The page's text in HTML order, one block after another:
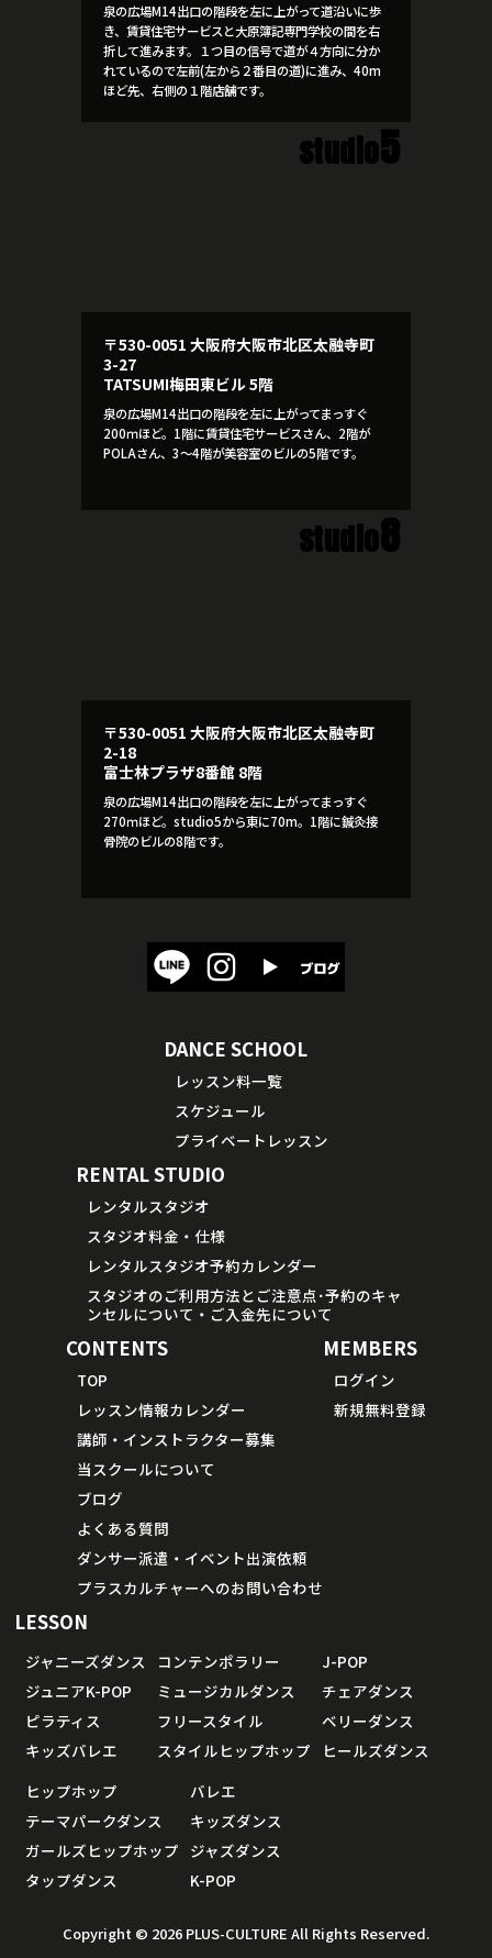
泉の広場M14出口の階段を左に上がって道沿いに歩
き、賃貸住宅サービスと大原簿記専門学校の間を右
折して進みます。１つ目の信号で道が４方向に分か
れているので左前(左から２番目の道)に進み、40m
ほど先、右側の１階店舗です。
studio5
〒530-0051 大阪府大阪市北区太融寺町
3-27
TATSUMI梅田東ビル 5階
泉の広場M14出口の階段を左に上がってまっすぐ
200ｍほど。1階に賃貸住宅サービスさん、2階が
POLAさん、3～4階が美容室のビルの5階です。
studio8
〒530-0051 大阪府大阪市北区太融寺町
2-18
富士林プラザ8番館 8階
泉の広場M14出口の階段を左に上がってまっすぐ
270ｍほど。studio5から東に70m。1階に鍼灸接
骨院のビルの8階です。
DANCE SCHOOL
レッスン料一覧
スケジュール
プライベートレッスン
RENTAL STUDIO
レンタルスタジオ
スタジオ料金・仕様
レンタルスタジオ予約カレンダー
スタジオのご利用方法とご注意点･予約のキャ
ンセルについて・ご入金先について
CONTENTS
TOP
レッスン情報カレンダー
講師・インストラクター募集
当スクールについて
ブログ
よくある質問
ダンサー派遣・イベント出演依頼
プラスカルチャーへのお問い合わせ
MEMBERS
ログイン
新規無料登録
LESSON
ジャニーズダンス
ジュニアK-POP
ピラティス
キッズバレエ
コンテンポラリー
ミュージカルダンス
フリースタイル
スタイルヒップホップ
J-POP
チェアダンス
ベリーダンス
ヒールズダンス
ヒップホップ
テーマパークダンス
ガールズヒップホップ
タップダンス
バレエ
キッズダンス
ジャズダンス
K-POP
Copyright © 2026 PLUS-CULTURE All Rights Reserved.